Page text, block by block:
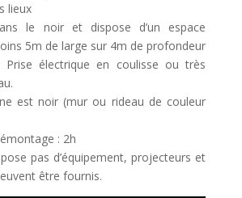
lieux
le noir et dispose d’un espace
5m de large sur 4m de profondeur
Prise électrique en coulisse ou très
est noir (mur ou rideau de couleur
: 2h
pas d’équipement, projecteurs et
être fournis.